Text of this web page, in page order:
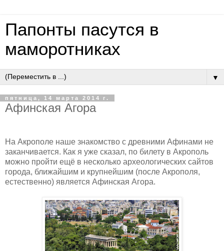
Папонты пасутся в
маморотниках
▼
пятница, 14 марта 2014 г.
Афинская Агора
На Акрополе наше знакомство с древними Афинами не
заканчивается. Как я уже сказал, по билету в Акрополь
можно пройти ещё в несколько археологических сайтов
города, ближайшим и крупнейшим (после Акрополя,
естественно) является Афинская Агора.